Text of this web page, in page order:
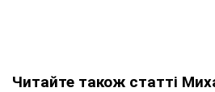
Читайте також статті